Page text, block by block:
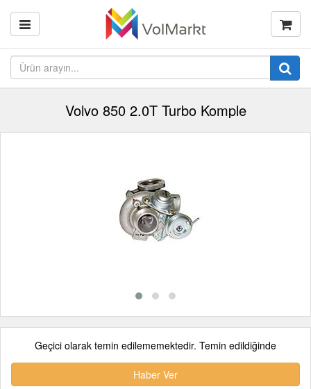
Volvo 850 2.0T Turbo Komple
Geçici olarak temin edilememektedir. Temin edildiğinde
Haber Ver